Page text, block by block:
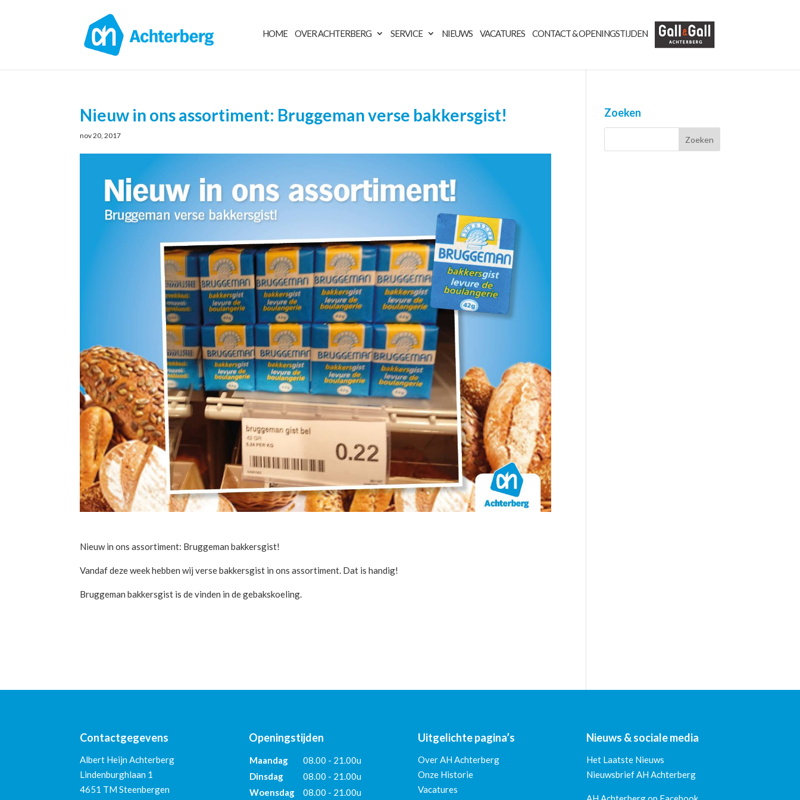
HOME OVER ACHTERBERG SERVICE NIEUWS VACATURES CONTACT & OPENINGSTIJDEN
Nieuw in ons assortiment: Bruggeman verse bakkersgist!
nov 20, 2017
Nieuw in ons assortiment: Bruggeman bakkersgist!
Vandaf deze week hebben wij verse bakkersgist in ons assortiment. Dat is handig!
Bruggeman bakkersgist is de vinden in de gebakskoeling.
Zoeken
Contactgegevens
Albert Heijn Achterberg
Lindenburghlaan 1
4651 TM Steenbergen
Openingstijden
Maandag
08.00 - 21.00u
Dinsdag
08.00 - 21.00u
Woensdag
08.00 - 21.00u
Uitgelichte pagina’s
Over AH Achterberg
Onze Historie
Vacatures
Nieuws & sociale media
Het Laatste Nieuws
Nieuwsbrief AH Achterberg